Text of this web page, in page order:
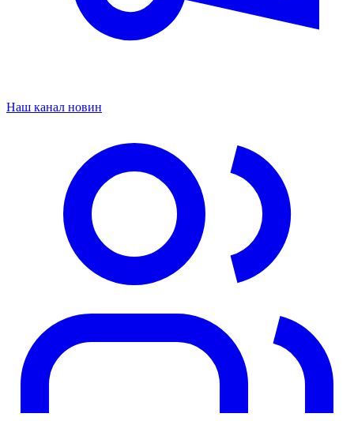
Наш канал новин